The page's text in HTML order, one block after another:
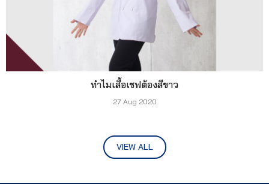
ทำไมเสื้อเชฟต้องสีขาว
27 Aug 2020
VIEW ALL